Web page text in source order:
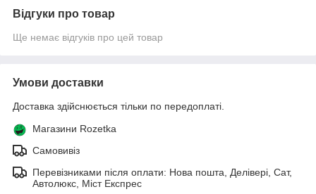
Відгуки про товар
Ще немає відгуків про цей товар
Умови доставки
Доставка здійснюється тільки по передоплаті.
Магазини Rozetka
Самовивіз
Перевізниками після оплати: Нова пошта, Делівері, Сат,
Автолюкс, Міст Експрес